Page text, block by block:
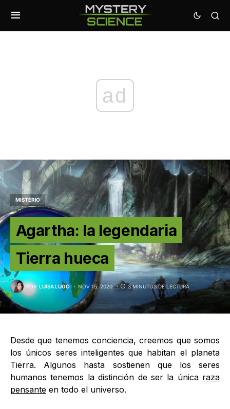
ad
MISTERIO
Agartha: la legendaria
Tierra hueca
POR LUISA LUGO NOV 15, 2020 3 MINUTOS DE LECTURA
Desde que tenemos conciencia, creemos que somos
los únicos seres inteligentes que habitan el planeta
Tierra. Algunos hasta sostienen que los seres
humanos tenemos la distinción de ser la única raza
pensante en todo el universo.